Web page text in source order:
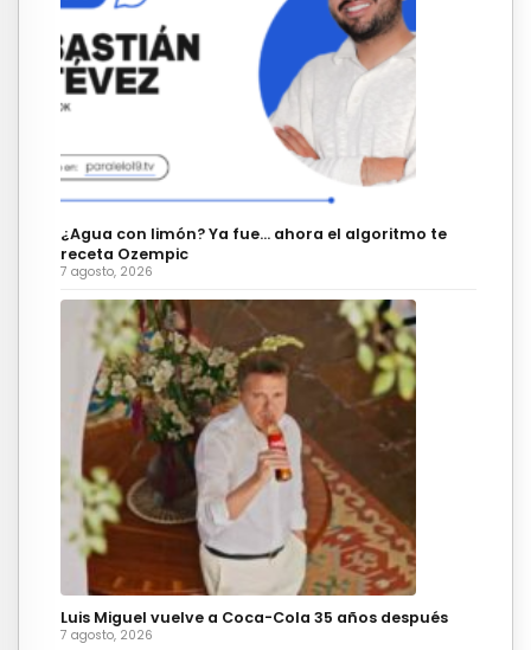
¿Agua con limón? Ya fue… ahora el algoritmo te
receta Ozempic
7 agosto, 2026
Luis Miguel vuelve a Coca-Cola 35 años después
7 agosto, 2026